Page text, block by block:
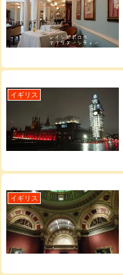
イギリス
イギリス